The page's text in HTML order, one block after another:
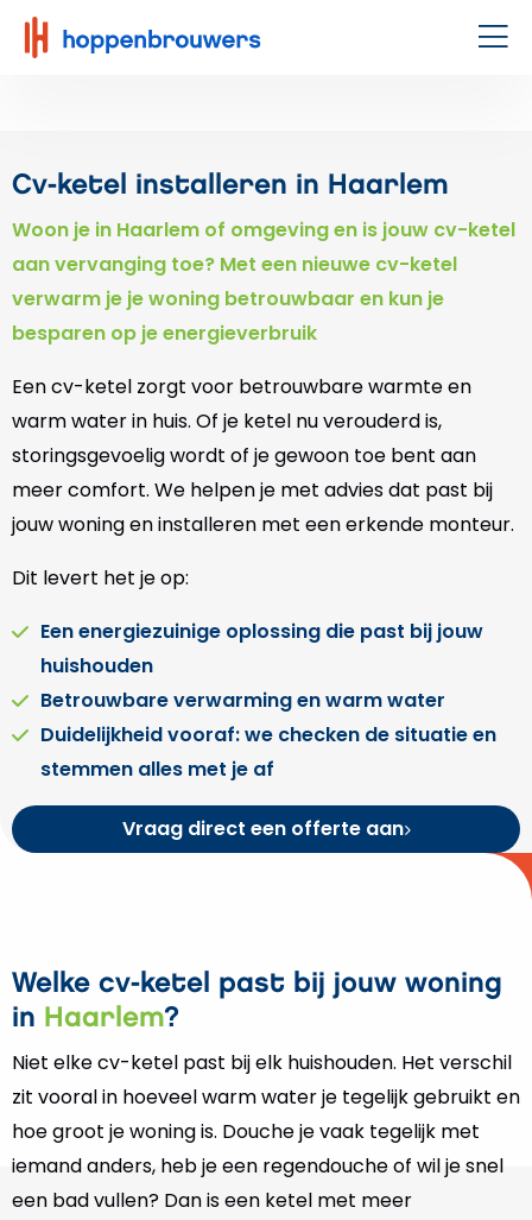
Hoppenbrouwers
|
Cv-ketel installeren in Haarlem
Woon je in Haarlem of omgeving en is jouw cv-ketel
aan vervanging toe? Met een nieuwe cv-ketel
verwarm je je woning betrouwbaar en kun je
besparen op je energieverbruik
Een cv-ketel zorgt voor betrouwbare warmte en
warm water in huis. Of je ketel nu verouderd is,
storingsgevoelig wordt of je gewoon toe bent aan
meer comfort. We helpen je met advies dat past bij
jouw woning en installeren met een erkende monteur.
Dit levert het je op:
Een energiezuinige oplossing die past bij jouw
huishouden
Betrouwbare verwarming en warm water
Duidelijkheid vooraf: we checken de situatie en
stemmen alles met je af
Vraag direct een offerte aan
Welke cv-ketel past bij jouw woning
in Haarlem?
Niet elke cv-ketel past bij elk huishouden. Het verschil
zit vooral in hoeveel warm water je tegelijk gebruikt en
hoe groot je woning is. Douche je vaak tegelijk met
iemand anders, heb je een regendouche of wil je snel
een bad vullen? Dan is een ketel met meer